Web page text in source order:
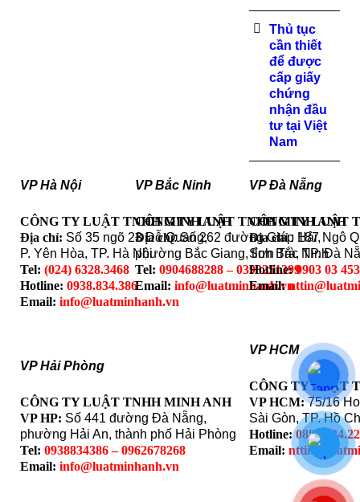
Thủ tục
cần thiết
để được
cấp giấy
chứng
nhận đầu
tư tại Việt
Nam
VP Hà Nội
CÔNG TY LUẬT TNHH MINH ANH
Địa chỉ: Số 35 ngõ 23 Đỗ Quang,
P. Yên Hòa, TP. Hà Nội
Tel: (024) 6328.3468
Hotline: 0938.834.386
Email: info@luatminhanh.vn
VP Hải Phòng
CÔNG TY LUẬT TNHH MINH ANH
VP HP: Số 441 đường Đà Nẵng,
phường Hải An, thành phố Hải Phòng
Tel: 0938834386 – 0962678268
Email: info@luatminhanh.vn
VP Bắc Ninh
CÔNG TY LUẬT TNHH MINH ANH
Địa chỉ: Số 262 đường Giáp Hải,
phường Bắc Giang, tỉnh Bắc Ninh
Tel: 0904688288 – 0393251399
Email: info@luatminhanh.vn
VP Đà Nẵng
CÔNG TY LUẬT
Địa chỉ: 187 Ngô
Sơn Trà, TP. Đà
Hotline:0903 03
Email:
VP HCM
CÔNG TY LUẬT
VP HCM:75/16
Sài Gòn, TP. Hồ
Hotline:
Email: